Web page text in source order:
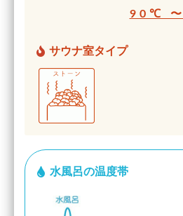
90℃ 〜
サウナ室タイプ
水風呂の温度帯